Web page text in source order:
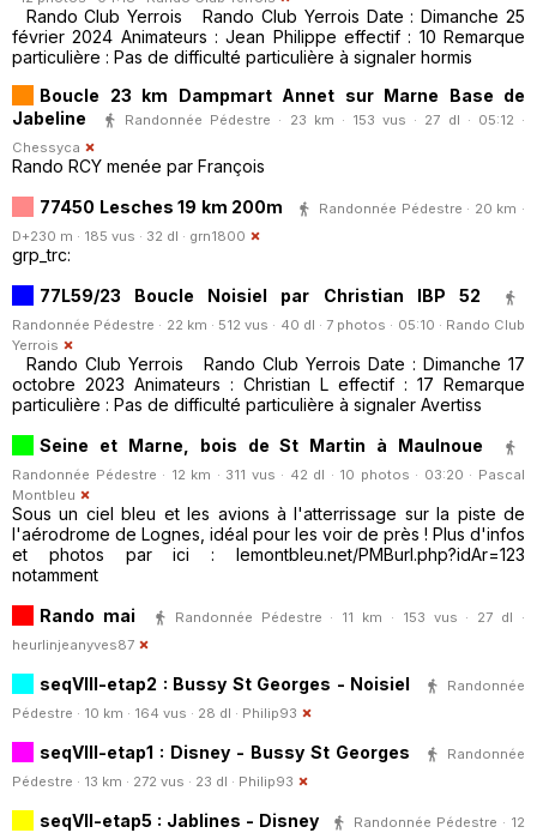
Rando Club Yerrois Rando Club Yerrois Date : Dimanche 25
février 2024 Animateurs : Jean Philippe effectif : 10 Remarque
particulière : Pas de difficulté particulière à signaler hormis
Boucle 23 km Dampmart Annet sur Marne Base de
Jabeline
Randonnée Pédestre · 23 km · 153 vus · 27 dl · 05:12 ·
Chessyca
Rando RCY menée par François
77450 Lesches 19 km 200m
Randonnée Pédestre · 20 km ·
D+230 m · 185 vus · 32 dl · grn1800
grp_trc:
77L59/23 Boucle Noisiel par Christian IBP 52
Randonnée Pédestre · 22 km · 512 vus · 40 dl · 7 photos · 05:10 · Rando Club
Yerrois
Rando Club Yerrois Rando Club Yerrois Date : Dimanche 17
octobre 2023 Animateurs : Christian L effectif : 17 Remarque
particulière : Pas de difficulté particulière à signaler Avertiss
Seine et Marne, bois de St Martin à Maulnoue
Randonnée Pédestre · 12 km · 311 vus · 42 dl · 10 photos · 03:20 · Pascal
Montbleu
Sous un ciel bleu et les avions à l'atterrissage sur la piste de
l'aérodrome de Lognes, idéal pour les voir de près ! Plus d'infos
et photos par ici : lemontbleu.net/PMBurl.php?idAr=123
notamment
Rando mai
Randonnée Pédestre · 11 km · 153 vus · 27 dl ·
heurlinjeanyves87
seqVIII-etap2 : Bussy St Georges - Noisiel
Randonnée
Pédestre · 10 km · 164 vus · 28 dl · Philip93
seqVIII-etap1 : Disney - Bussy St Georges
Randonnée
Pédestre · 13 km · 272 vus · 23 dl · Philip93
seqVII-etap5 : Jablines - Disney
Randonnée Pédestre · 12